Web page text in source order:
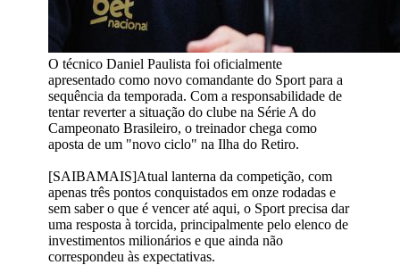
O técnico Daniel Paulista foi oficialmente
apresentado como novo comandante do Sport para a
sequência da temporada. Com a responsabilidade de
tentar reverter a situação do clube na Série A do
Campeonato Brasileiro, o treinador chega como
aposta de um "novo ciclo" na Ilha do Retiro.
[SAIBAMAIS]Atual lanterna da competição, com
apenas três pontos conquistados em onze rodadas e
sem saber o que é vencer até aqui, o Sport precisa dar
uma resposta à torcida, principalmente pelo elenco de
investimentos milionários e que ainda não
correspondeu às expectativas.